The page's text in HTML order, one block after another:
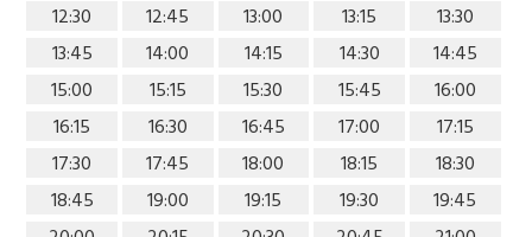
12:30
12:45 13:00 13:15
13:30
13:45
14:00 14:15 14:30
14:45
15:00
15:15 15:30 15:45
16:00
16:15
16:30 16:45 17:00
17:15
17:30
17:45 18:00 18:15
18:30
18:45
19:00 19:15 19:30
19:45